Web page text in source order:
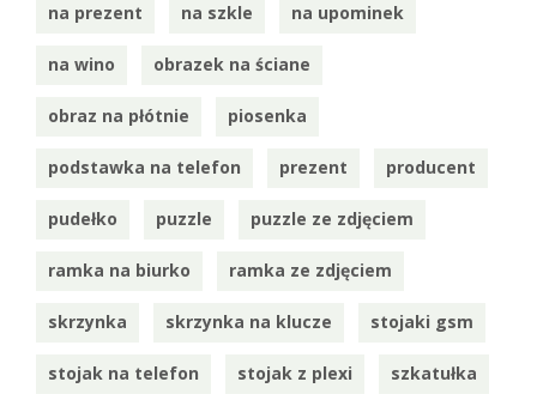
na prezent na szkle na upominek
na wino obrazek na ściane
obraz na płótnie piosenka
podstawka na telefon prezent producent
pudełko puzzle puzzle ze zdjęciem
ramka na biurko ramka ze zdjęciem
skrzynka skrzynka na klucze stojaki gsm
stojak na telefon stojak z plexi szkatułka